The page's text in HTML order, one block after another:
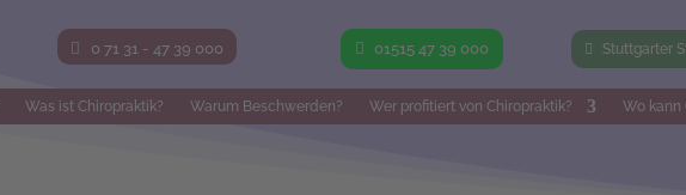
0 71 31 - 47 39 000 01515 47 39 000 Stuttgarter
Was ist Chiropraktik? Warum Beschwerden? Wer profitiert von Chiropraktik? Wo kann